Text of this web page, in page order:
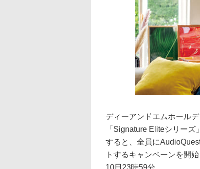
ディーアンドエムホール
「Signature Eliteシリー
すると、全員に
トするキャンペーンを開
10日23時59分。